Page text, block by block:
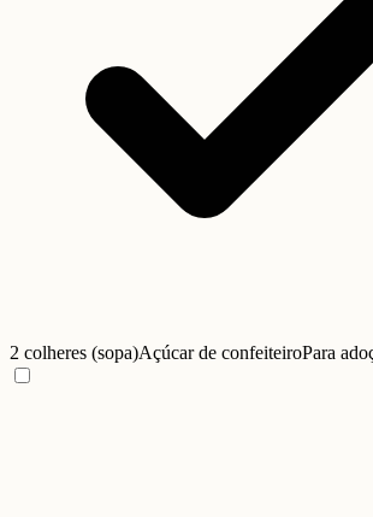
2 colheres (sopa)Açúcar de confeiteiroPara